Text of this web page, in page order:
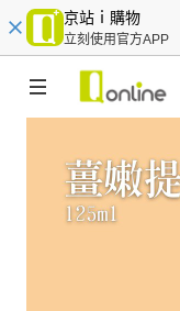
京站ｉ購物
立刻使用官方APP